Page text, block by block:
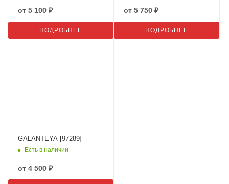
от 5 100 ₽
ПОДРОБНЕЕ
от 5 750 ₽
ПОДРОБНЕЕ
GALANTEYA [97289]
Есть в наличии
от 4 500 ₽